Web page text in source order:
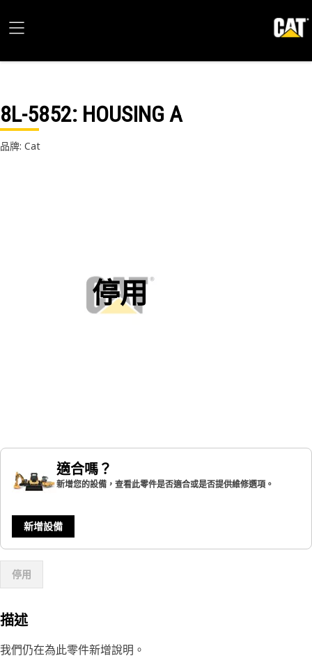
8L-5852: HOUSING A
品牌: Cat
停用
適合嗎？
新增您的設備，查看此零件是否適合或是否提供維修選項。
新增設備
停用
描述
我們仍在為此零件新增說明。